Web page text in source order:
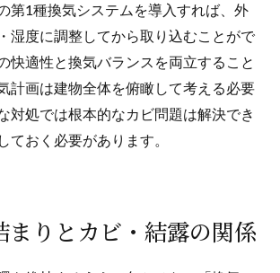
第1種換気システムを導入すれば、外
湿度に調整してから取り込むことがで
快適性と換気バランスを両立すること
計画は建物全体を俯瞰して考える必要
対処では根本的なカビ問題は解決でき
ておく必要があります。
まりとカビ・結露の関係